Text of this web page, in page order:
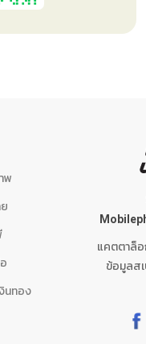
พ
นทอง
แคตตาล็
ข้อมูลส